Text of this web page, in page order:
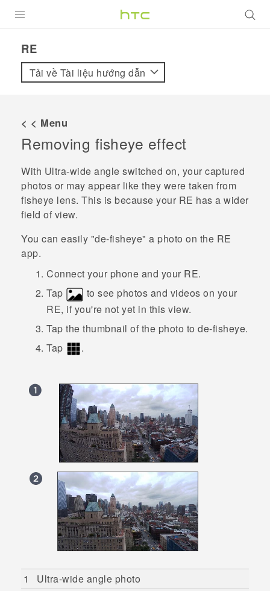
VIVE
VIVERSE
ỨNG DỤNG
HỖ TRỢ
RE‎
Tải về Tài liệu hướng dẫn
< < Menu
Removing fisheye effect
With Ultra-wide angle switched on, your captured
photos or may appear like they were taken from
fisheye lens. This is because your RE has a wider
field of view.
You can easily "‍de-fisheye"‍ a photo on the RE
app.
Connect your phone and your RE.
Tap
to see photos and videos on your
RE, if you're not yet in this view.
Tap the thumbnail of the photo to de-fisheye.
Tap
.
1
Ultra-wide angle photo